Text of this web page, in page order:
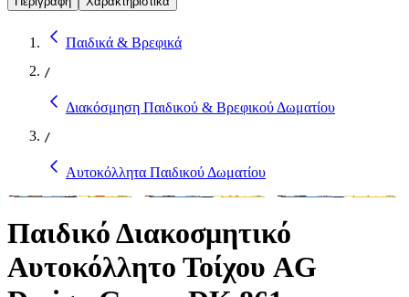
Παιδικά & Βρεφικά
/
Διακόσμηση Παιδικού & Βρεφικού Δωματίου
/
Αυτοκόλλητα Παιδικού Δωματίου
Παιδικό Διακοσμητικό
Αυτοκόλλητο Τοίχου AG